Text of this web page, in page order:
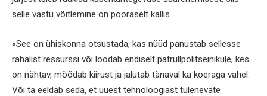
selle vastu võitlemine on pööraselt kallis.
«See on ühiskonna otsustada, kas nüüd panustab sellesse
rahalist ressurssi või loodab endiselt patrullpolitseinikule, kes
on nähtav, mõõdab kiirust ja jalutab tänaval ka koeraga vahel.
Või ta eeldab seda, et uuest tehnoloogiast tulenevate